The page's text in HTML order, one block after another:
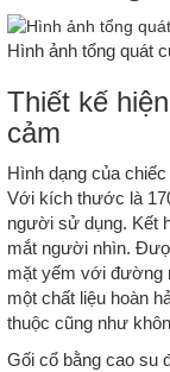
Hình ảnh tổng quát
Thiết kế
cảm
Hình dạng của
Với kích thước là
người sử dụng. Kết
mắt người nhìn.
mặt yếm với đường
một chất liệu hoàn
thuộc cũng như
Gối cổ bằng cao su